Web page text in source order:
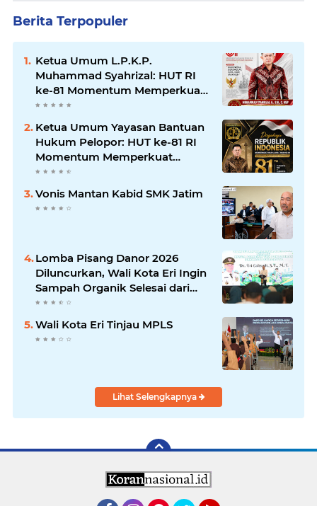
Berita Terpopuler
Ketua Umum L.P.K.P.
Muhammad Syahrizal: HUT RI
ke-81 Momentum Memperkuat
Persatuan dan Keadilan bagi
Ketua Umum Yayasan Bantuan
Hukum Pelopor: HUT ke-81 RI
Momentum Memperkuat
Keadilan, Persatuan, dan
Vonis Mantan Kabid SMK Jatim
Lomba Pisang Danor 2026
Diluncurkan, Wali Kota Eri Ingin
Sampah Organik Selesai dari
Rumah
Wali Kota Eri Tinjau MPLS
Lihat Selengkapnya